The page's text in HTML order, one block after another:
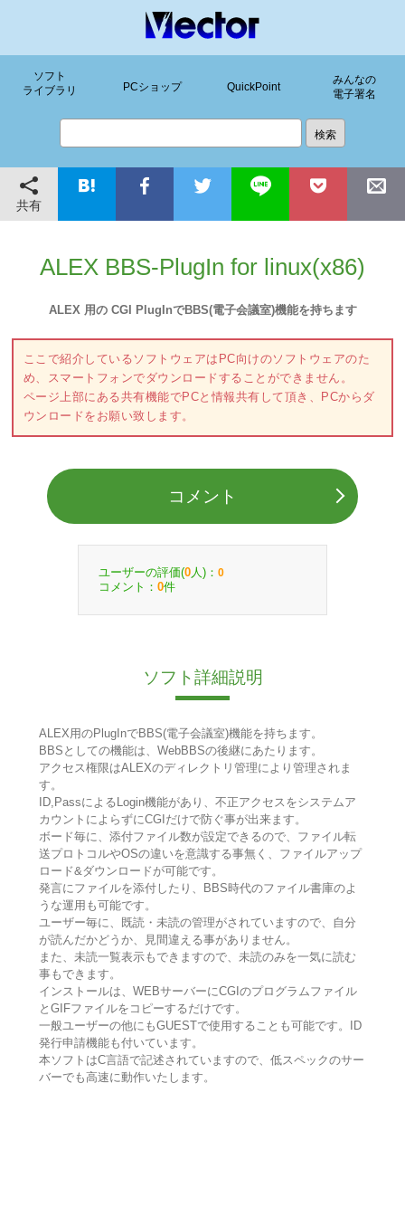
ソフト
ライブラリ
PCショップ QuickPoint
みんなの
電子署名
共有
ALEX BBS-PlugIn for linux(x86)
ALEX 用の CGI PlugInでBBS(電子会議室)機能を持ちます
ここで紹介しているソフトウェアはPC向けのソフトウェアのた
め、スマートフォンでダウンロードすることができません。
ページ上部にある共有機能でPCと情報共有して頂き、PCからダ
ウンロードをお願い致します。
コメント
ユーザーの評価(0 人)： 0
コメント： 0件
ソフト詳細説明
ALEX用のPlugInでBBS(電子会議室)機能を持ちます。
BBSとしての機能は、WebBBSの後継にあたります。
アクセス権限はALEXのディレクトリ管理により管理されま
す。
ID,PassによるLogin機能があり、不正アクセスをシステムア
カウントによらずにCGIだけで防ぐ事が出来ます。
ボード毎に、添付ファイル数が設定できるので、ファイル転
送プロトコルやOSの違いを意識する事無く、ファイルアップ
ロード&ダウンロードが可能です。
発言にファイルを添付したり、BBS時代のファイル書庫のよ
うな運用も可能です。
ユーザー毎に、既読・未読の管理がされていますので、自分
が読んだかどうか、見間違える事がありません。
また、未読一覧表示もできますので、未読のみを一気に読む
事もできます。
インストールは、WEBサーバーにCGIのプログラムファイル
とGIFファイルをコピーするだけです。
一般ユーザーの他にもGUESTで使用することも可能です。ID
発行申請機能も付いています。
本ソフトはC言語で記述されていますので、低スペックのサー
バーでも高速に動作いたします。